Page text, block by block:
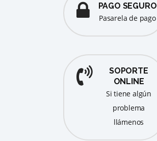
PAGO SEGURO
pasarela de pago
SOPORTE
ONLINE
Si tiene algún
problema
llámenos